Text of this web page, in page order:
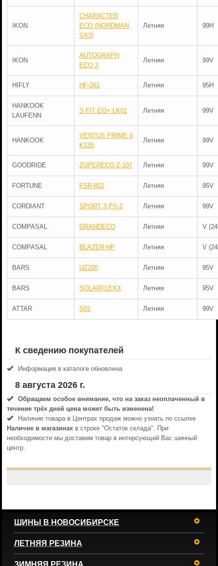
IKON
CHARACTER
ECO (NORDMAN
SX3)
Летняя 99H
IKON
AUTOGRAPH
ECO 3
Летняя 99V
HIFLY HF-261 Летняя 95H
HANKOOK
LAUFENN
S FIT EQ+ LK01 Летняя 99V
HANKOOK
VENTUS PRIME 4
K135
Летняя 99V
GOODRIDE ZUPERECO Z-107 Летняя 99V
FORTUNE FSR-802 Летняя 95V
CORDIANT SPORT 3 PS-2 Летняя 99V
COMPASAL GRANDECO Летняя V
COMPASAL BLAZER HP Летняя V
BARS UZ200 Летняя 95V
BARS SOLARFLEXX Летняя 95V
ATTAR S01 Летняя 99V
К сведению покупателей
Информация в каталоге обновлена
8 августа 2026 г.
Обращаем особое внимание, что на заказ неоплаченный в
течениe трёх дней цена может быть изменена!
Наличие товара в Центрах продаж можно узнать по ссылке
Наличие в магазинахв строке "Остаток склада". При
необходимости мы доставим товар в интерсующий Вас шинный
центр.
ШИНЫ В НОВОСИБИРСКЕ
ЛЕТНЯЯ РЕЗИНА
ЗИМНЯЯ РЕЗИНА